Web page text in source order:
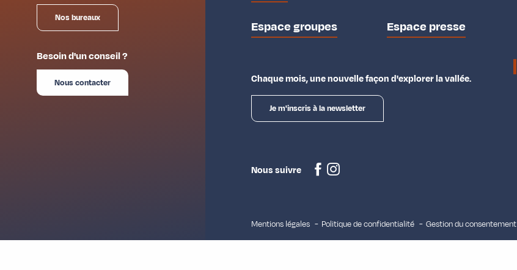
Nos bureaux
Besoin d'un conseil ?
Nous contacter
Espace groupes Espace presse
Chaque mois, une nouvelle façon d'explorer la vallée.
Je m'inscris à la newsletter
Nous suivre
Mentions légales Politique de confidentialité Gestion du consentement